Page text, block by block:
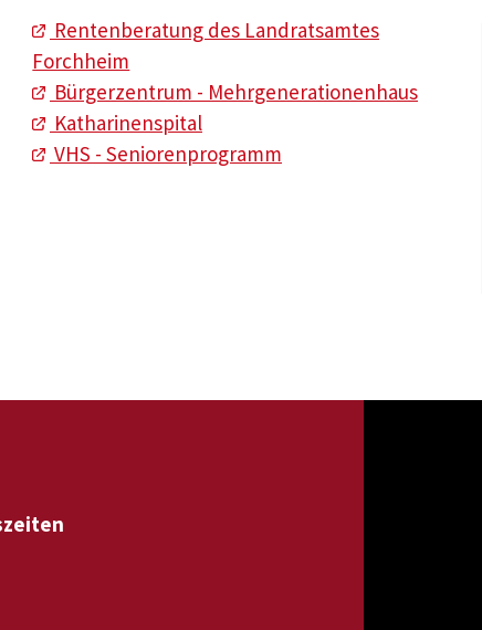
Rentenberatung des Landratsamtes
Forchheim
Bürgerzentrum - Mehrgenerationenhaus
Katharinenspital
VHS - Seniorenprogramm